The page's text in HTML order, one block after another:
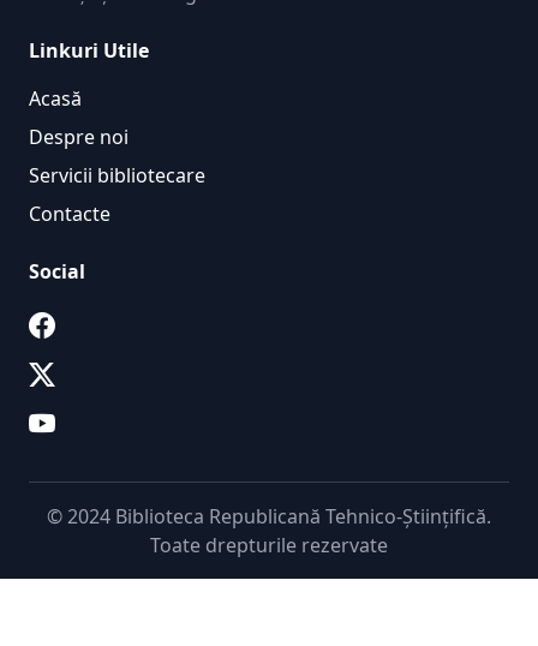
Linkuri Utile
Acasă
Despre noi
Servicii bibliotecare
Contacte
Social
© 2024 Biblioteca Republicană Tehnico-Științifică.
Toate drepturile rezervate